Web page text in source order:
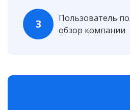
3
Пользователь
обзор компании